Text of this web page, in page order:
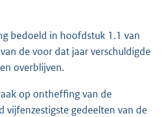
bedoeld in hoofdstuk 1.1 van
de voor dat jaar verschuldigde
overblijven.
op ontheffing van de
gedeelten van de